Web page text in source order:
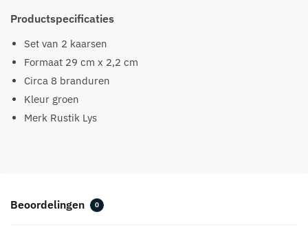
Productspecificaties
Set van 2 kaarsen
Formaat 29 cm x 2,2 cm
Circa 8 branduren
Kleur groen
Merk Rustik Lys
Beoordelingen 0